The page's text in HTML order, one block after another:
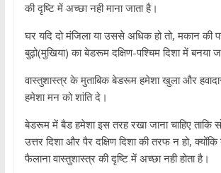
की दृष्टि में अच्छा नही माना जाता है।
घर यदि दो मंजिला या उससे अधिक हो तो, मकान की
बुढ़ो(मुखिया) का बेडरूम दक्षिण-पश्चिम दिशा में बनया
वास्तुशास्त्र के मुताबिक बेडरूम हमेशा खुला और हवादार
हमेशा मन को शांति दे।
बेडरूम में बैड हमेशा इस तरह रखा जाना चाहिए ताकि
उत्तर दिशा और पैर दक्षिण दिशा की तरफ न हो, क्योंकि
फैलाना वास्तुशास्त्र की दृष्टि में अच्छा नही होता है।